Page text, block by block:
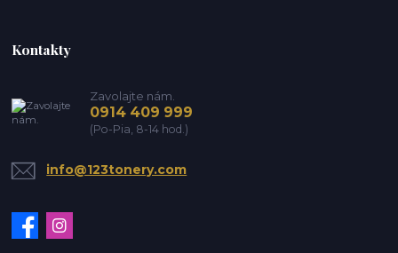
Kontakty
Zavolajte nám.
0914 409 999
(Po-Pia, 8-14 hod.)
info@123tonery.com